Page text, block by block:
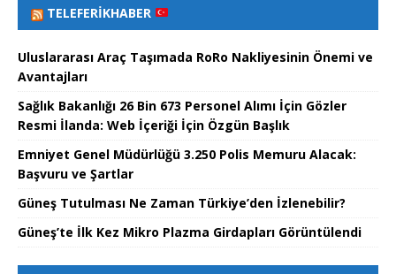
TELEFERIKHABER
Uluslararası Araç Taşımada RoRo Nakliyesinin Önemi ve
Avantajları
Sağlık Bakanlığı 26 Bin 673 Personel Alımı İçin Gözler
Resmi İlanda: Web İçeriği İçin Özgün Başlık
Emniyet Genel Müdürlüğü 3.250 Polis Memuru Alacak:
Başvuru ve Şartlar
Güneş Tutulması Ne Zaman Türkiye’den İzlenebilir?
Güneş’te İlk Kez Mikro Plazma Girdapları Görüntülendi